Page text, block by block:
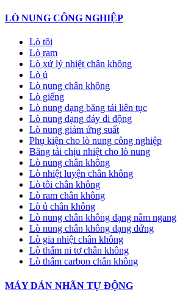
LÒ NUNG CÔNG NGHIỆP
Lò tôi
Lò ram
Lò xử lý nhiệt chân không
Lò ủ
Lò nung chân không
Lò giếng
Lò nung dạng băng tải liên tục
Lò nung dạng đáy di động
Lò nung giảm ứng suất
Phụ kiện cho lò nung công nghiệp
Băng tải chịu nhiệt cho lò nung
Lò nung chân không
Lò nhiệt luyện chân không
Lò tôi chân không
Lò ram chân không
Lò ủ chân không
Lò nung chân không dạng nằm ngang
Lò nung chân không dạng đứng
Lò gia nhiệt chân không
Lò thấm ni tơ chân không
Lò thấm carbon chân không
MÁY DÁN NHÃN TỰ ĐỘNG